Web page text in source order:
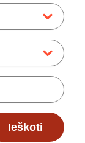
Ieškoti